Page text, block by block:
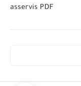
asservis PDF